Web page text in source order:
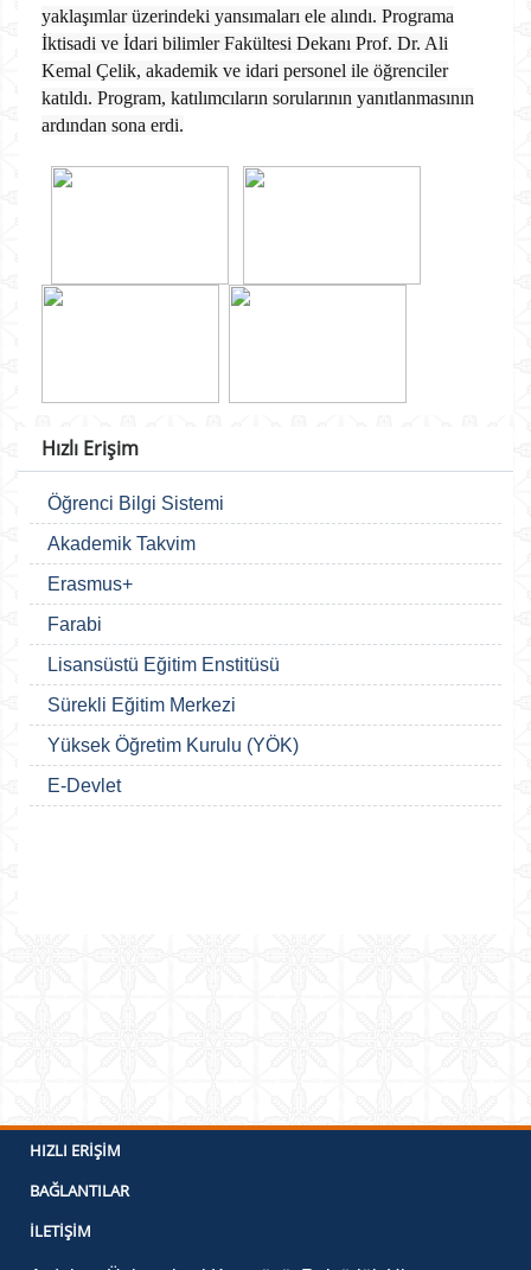
yaklaşımlar üzerindeki yansımaları ele alındı. Programa
İktisadi ve İdari bilimler Fakültesi Dekanı Prof. Dr. Ali
Kemal Çelik, akademik ve idari personel ile öğrenciler
katıldı. Program, katılımcıların sorularının yanıtlanmasının
ardından sona erdi.
Hızlı Erişim
Öğrenci Bilgi Sistemi
Akademik Takvim
Erasmus+
Farabi
Lisansüstü Eğitim Enstitüsü
Sürekli Eğitim Merkezi
Yüksek Öğretim Kurulu (YÖK)
E-Devlet
HIZLI ERIŞIM
BAĞLANTILAR
İLETIŞIM